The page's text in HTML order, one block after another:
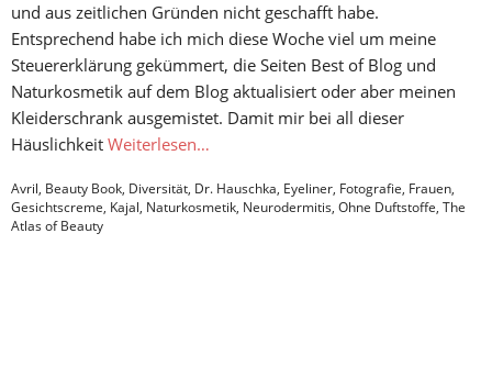
und aus zeitlichen Gründen nicht geschafft habe.
Entsprechend habe ich mich diese Woche viel um meine
Steuererklärung gekümmert, die Seiten Best of Blog und
Naturkosmetik auf dem Blog aktualisiert oder aber meinen
Kleiderschrank ausgemistet. Damit mir bei all dieser
Häuslichkeit Weiterlesen…
Avril, Beauty Book, Diversität, Dr. Hauschka, Eyeliner, Fotografie, Frauen,
Gesichtscreme, Kajal, Naturkosmetik, Neurodermitis, Ohne Duftstoffe, The
Atlas of Beauty